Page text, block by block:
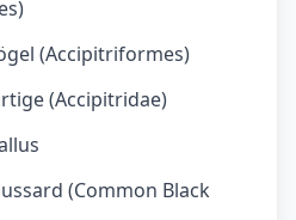
(Accipitriformes)
(Accipitridae)
(Common Black